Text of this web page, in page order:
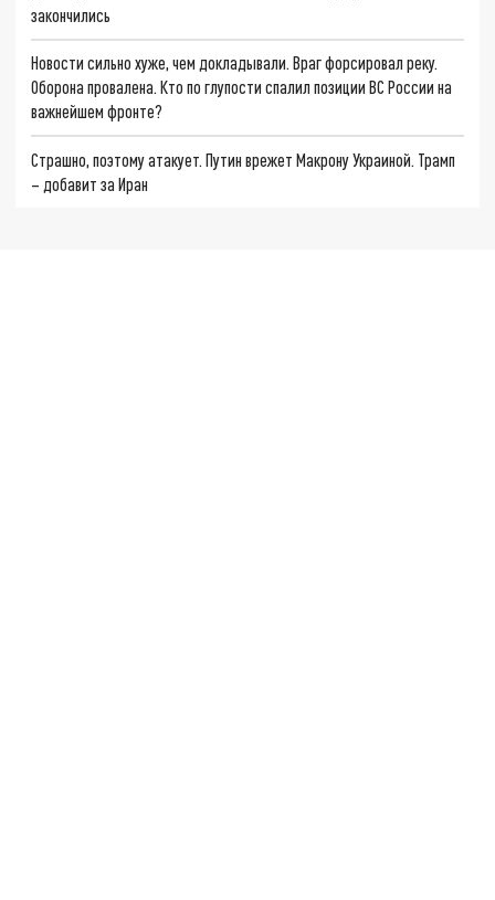
закончились
Новости сильно хуже, чем докладывали. Враг форсировал реку.
Оборона провалена. Кто по глупости спалил позиции ВС России на
важнейшем фронте?
Страшно, поэтому атакует. Путин врежет Макрону Украиной. Трамп
– добавит за Иран